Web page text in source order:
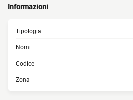
Informazioni
Tipologia
Nomi
Codice
Zona